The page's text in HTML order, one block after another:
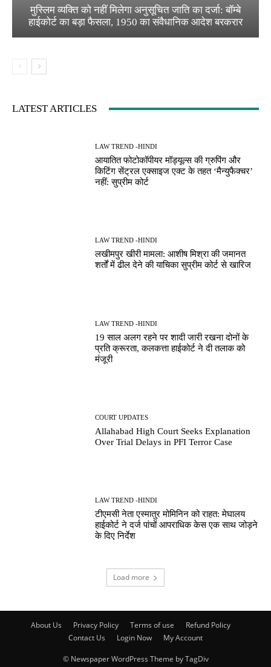
मुस्लिम व्यक्ति को नहीं मिलेगा अनुसूचित जाति का दर्जा: बॉम्बे
हाईकोर्ट का बड़ा फैसला, 1950 का संवैधानिक आदेश बरकरार
LATEST ARTICLES
LAW TREND -HINDI
आयातित फोटोकॉपीयर मॉड्यूल्स की ग्रुपिंग और
किटिंग सेंट्रल एक्साइज एक्ट के तहत ‘मैन्युफैक्चर’
नहीं: सुप्रीम कोर्ट
LAW TREND -HINDI
लखीमपुर खीरी मामला: आशीष मिश्रा की जमानत
शर्तों में ढील देने की याचिका सुप्रीम कोर्ट से खारिज
LAW TREND -HINDI
19 साल अलग रहने पर शादी जारी रखना दोनों के
प्रति क्रूरता, कलकत्ता हाईकोर्ट ने दी तलाक को
मंजूरी
COURT UPDATES
Allahabad High Court Seeks Explanation
Over Trial Delays in PFI Terror Case
LAW TREND -HINDI
टीएमसी नेता एस्मातुर मोमिनिन को राहत: मेघालय
हाईकोर्ट ने दर्ज पांचों आपराधिक केस एक साथ जोड़ने
के दिए निर्देश
Load more
About Us Privacy Policy Terms of use
Refund Policy
Contact Us
Login Now My Account
© Newspaper WordPress Theme by TagDiv